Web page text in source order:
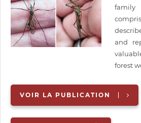
family
and
forest
VOIR LA PUBLICATION